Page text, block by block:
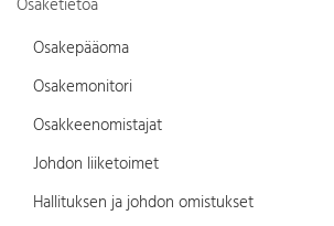
Osaketietoa
Osakepääoma
Osakemonitori
Osakkeenomistajat
Johdon liiketoimet
Hallituksen ja johdon omistukset